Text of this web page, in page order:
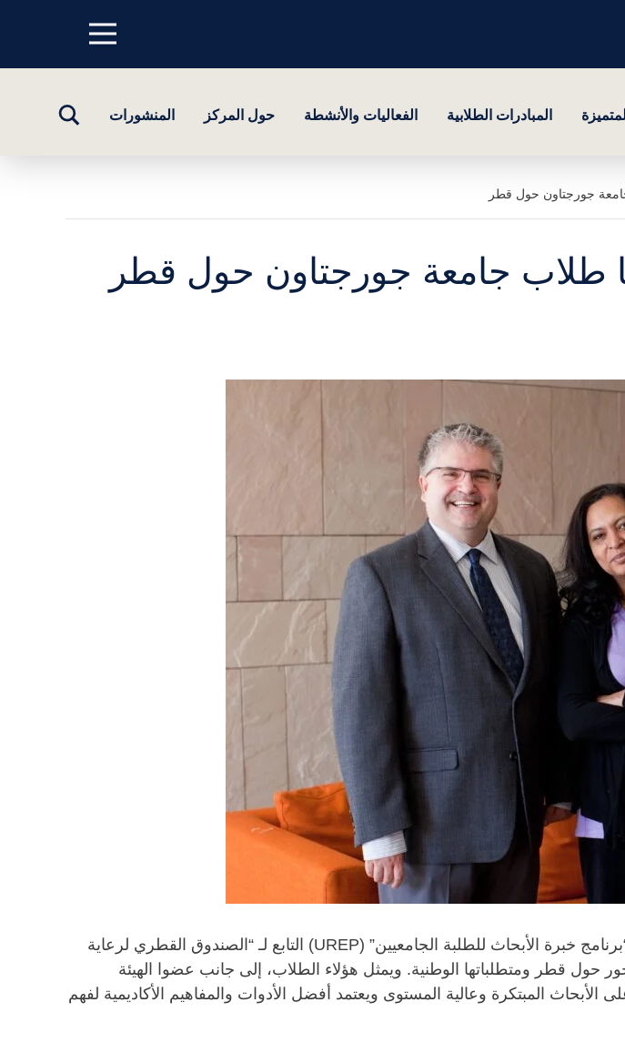
Menu
top
المبادرات الطلابية الفعاليات والأنشطة حول المركز المنشورات
تبديل
جورجتاون حول قطر
طلاب جامعة جورجتاون حول قطر
فاز ثلاثة من طلاب كلية الشؤون الدولية بجامعة جورجتاون في قطر بمنحتين من “برنامج خبرة الأبحاث للطلبة الجامعيين” (UREP) التابع لـ “الصندوق القطري لرعاية
حول قطر ومتطلباتها الوطنية. ويمثل هؤلاء الطلاب، إلى جانب عضوا الهيئة
المبتكرة وعالية المستوى ويعتمد أفضل الأدوات والمفاهيم الأكاديمية لفهم